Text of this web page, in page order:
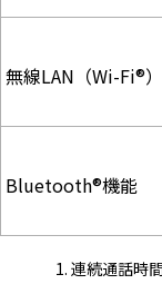
無線LAN（Wi-Fi®
Bluetooth®機能
連続通話時